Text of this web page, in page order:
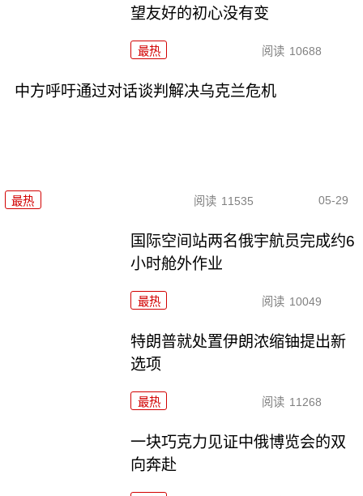
望友好的初心没有变
最热 阅读 10688
中方呼吁通过对话谈判解决乌克兰危机
最热 阅读 11535 05-29
国际空间站两名俄宇航员完成约6
小时舱外作业
最热 阅读 10049
特朗普就处置伊朗浓缩铀提出新
选项
最热 阅读 11268
一块巧克力见证中俄博览会的双
向奔赴